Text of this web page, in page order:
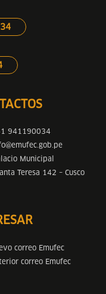
941190034
Municipal
Teresa 142 – Cusco
correo Emufec
correo Emufec